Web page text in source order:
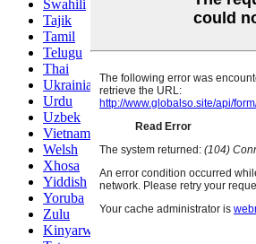
Swahili
Tajik
Tamil
Telugu
Thai
Ukrainian
Urdu
Uzbek
Vietnamese
Welsh
Xhosa
Yiddish
Yoruba
Zulu
Kinyarwanda